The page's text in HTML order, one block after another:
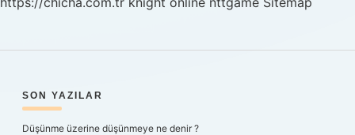
SIDEBAR
SON YAZILAR
Düşünme üzerine düşünmeye ne denir ?